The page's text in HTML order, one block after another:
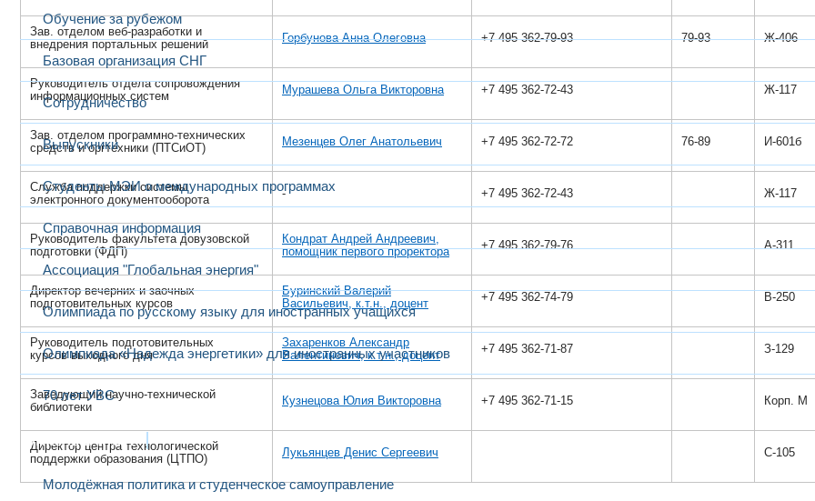
Обучение за рубежом
Базовая организация СНГ
Сотрудничество
Выпускники
Студенты МЭИ о международных программах
Справочная информация
Ассоциация "Глобальная энергия"
Олимпиада по русскому языку для иностранных учащихся
Олимпиада «Надежда энергетики» для иностранных участников
70 лет УВС
Жизнь в МЭИ
Молодёжная политика и студенческое самоуправление
Зав. отделом веб-разработки и
внедрения портальных решений
Горбунова Анна Олеговна +7 495 362-79-93 79-93 Ж-406
Руководитель отдела сопровожде­ния
информационных систем
Мурашева Ольга Викторовна +7 495 362-72-43 Ж-117
Зав. отделом программно-технических
средств и оргтехники (ПТСиОТ)
Мезенцев Олег Анатольевич +7 495 362-72-72 76-89 И-601б
Служба поддержки системы
электронного документооборота
- +7 495 362-72-43 Ж-117
Руководитель факультета довузовской
подготовки (ФДП)
Кондрат Андрей Андреевич,
помощник первого проректора
+7 495 362-79-76 А-311
Директор вечерних и заочных
подготовительных курсов
Буринский Валерий
Васильевич, к.т.н., доцент
+7 495 362-74-79 В-250
Руководитель подготовительных
курсов выходного дня
Захаренков Александр
Валентинович, к.т.н., доцент
+7 495 362-71-87 З-129
Заведующий научно-технической
библиотеки
Кузнецова Юлия Викторовна +7 495 362-71-15 Корп. М
Директор центра технологической
поддержки образования (ЦТПО)
Лукьянцев Денис Сергеевич С-105